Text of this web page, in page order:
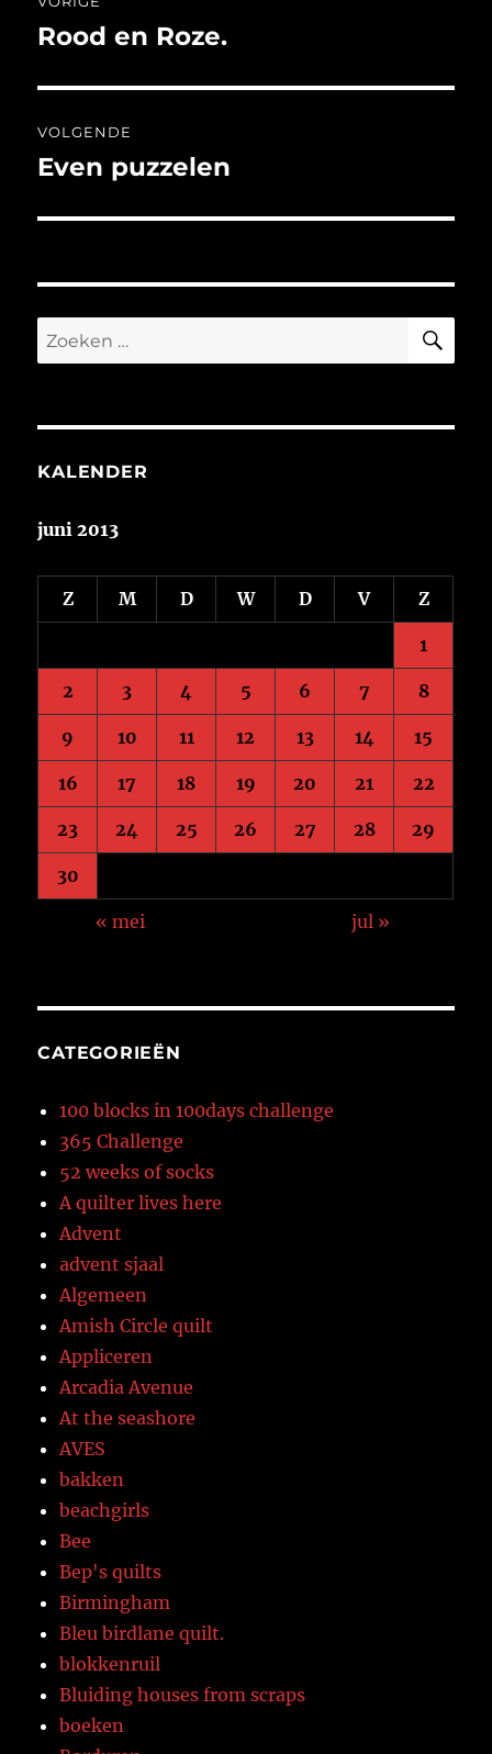
navigatie
Vorig
Rood en Roze.
VOLGENDE
Volgend
Even puzzelen
Zoeken
naar:
KALENDER
juni 2013
Z M D W D V Z
1
2 3 4 5 6 7 8
9 10 11 12 13 14 15
16 17 18 19 20 21 22
23 24 25 26 27 28 29
30
« mei jul »
CATEGORIEËN
100 blocks in 100days challenge
365 Challenge
52 weeks of socks
A quilter lives here
Advent
advent sjaal
Algemeen
Amish Circle quilt
Appliceren
Arcadia Avenue
At the seashore
AVES
bakken
beachgirls
Bee
Bep's quilts
Birmingham
Bleu birdlane quilt.
blokkenruil
Bluiding houses from scraps
boeken